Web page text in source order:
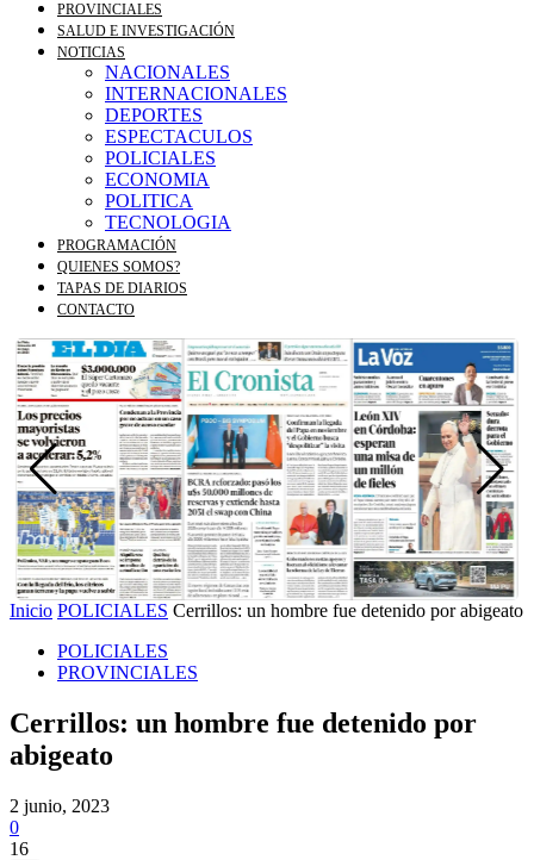
PROVINCIALES
SALUD E INVESTIGACIÓN
NOTICIAS
NACIONALES
INTERNACIONALES
DEPORTES
ESPECTACULOS
POLICIALES
ECONOMIA
POLITICA
TECNOLOGIA
PROGRAMACIÓN
QUIENES SOMOS?
TAPAS DE DIARIOS
CONTACTO
Inicio POLICIALES Cerrillos: un hombre fue detenido por abigeato
POLICIALES
PROVINCIALES
Cerrillos: un hombre fue detenido por
abigeato
2 junio, 2023
0
16